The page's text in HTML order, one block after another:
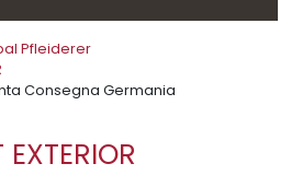
Pfleiderer
Consegna Germania